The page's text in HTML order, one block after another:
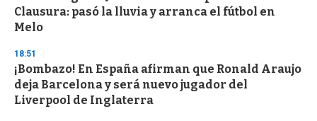
o
f
3
s
e
c
o
n
Clausura: pasó la lluvia y arranca el fútbol en
Melo
18:51
¡Bombazo! En España afirman que Ronald Araujo
deja Barcelona y será nuevo jugador del
Liverpool de Inglaterra